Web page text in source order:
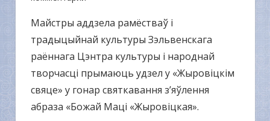
Майстры аддзела рамёстваў і
традыцыйнай культуры Зэльвенскага
раённага Цэнтра культуры і народнай
творчасці прымаюць удзел у «Жыровіцкім
свяце» у гонар святкавання з’яўлення
абраза «Божай Маці «Жыровіцкая».